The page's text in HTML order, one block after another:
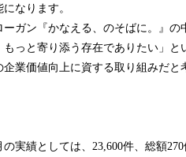
なります。
ガン『かなえる、のそばに。』
っと寄り添う存在でありたい」
業価値向上に資する取り組みだと
実績としては、23,600件、総額